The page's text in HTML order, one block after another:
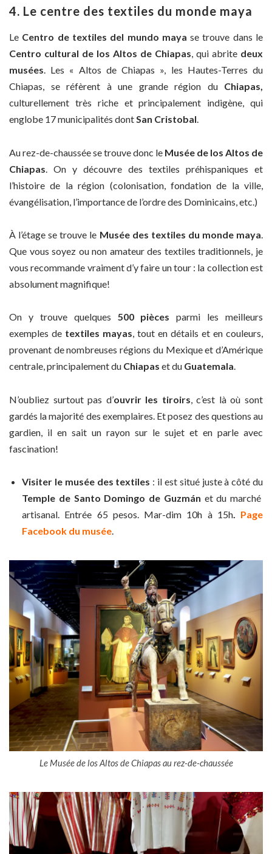
4. Le centre des textiles du monde maya
Le Centro de textiles del mundo maya se trouve dans le
Centro cultural de los Altos de Chiapas, qui abrite deux
musées. Les « Altos de Chiapas », les Hautes-Terres du
Chiapas, se réfèrent à une grande région du Chiapas,
culturellement très riche et principalement indigène, qui
englobe 17 municipalités dontSan Cristobal.
Au rez-de-chaussée se trouve donc le Musée de los Altos de
Chiapas . On y découvre des textiles préhispaniques et
l’histoire de la région (colonisation, fondation de la ville,
évangélisation, l’importance de l’ordre des Dominicains, etc.)
À l’étage se trouve le Musée des textiles du monde maya.
Que vous soyez ou non amateur des textiles traditionnels, je
vous recommande vraiment d’y faire un tour : la collection est
absolument magnifique!
On y trouve quelques 500 pièces parmi les meilleurs
exemples de textiles mayas, tout en détails et en couleurs,
provenant de nombreuses régions du Mexique et d’Amérique
centrale, principalement du Chiapas et du Guatemala.
N’oubliez surtout pas d’ouvrir les tiroirs, c’est là où sont
gardés la majorité des exemplaires. Et posez des questions au
gardien, il en sait un rayon sur le sujet et en parle avec
fascination!
Visiter le musée des textiles : il est situé juste à côté du
Temple de Santo Domingo de Guzmán et du marché
artisanal. Entrée 65 pesos. Mar-dim 10h à 15h. Page
Facebook du musée.
Le Musée de los Altos de Chiapas au rez-de-chaussée